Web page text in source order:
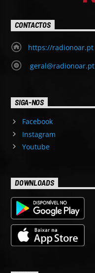
CONTACTOS
https://radionoar.pt
geral@radionoar.pt
SIGA-NOS
Facebook
Instagram
Youtube
DOWNLOADS